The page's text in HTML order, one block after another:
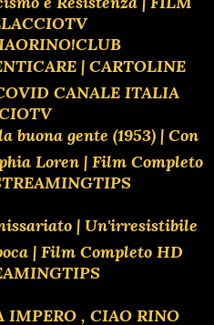
| CARTOLINE
CANALE ITALIA
buona gente (1953) | Con
Loren | Film Completo
| Un'irresistibile
| Film Completo HD
IMPERO , CIAO RINO